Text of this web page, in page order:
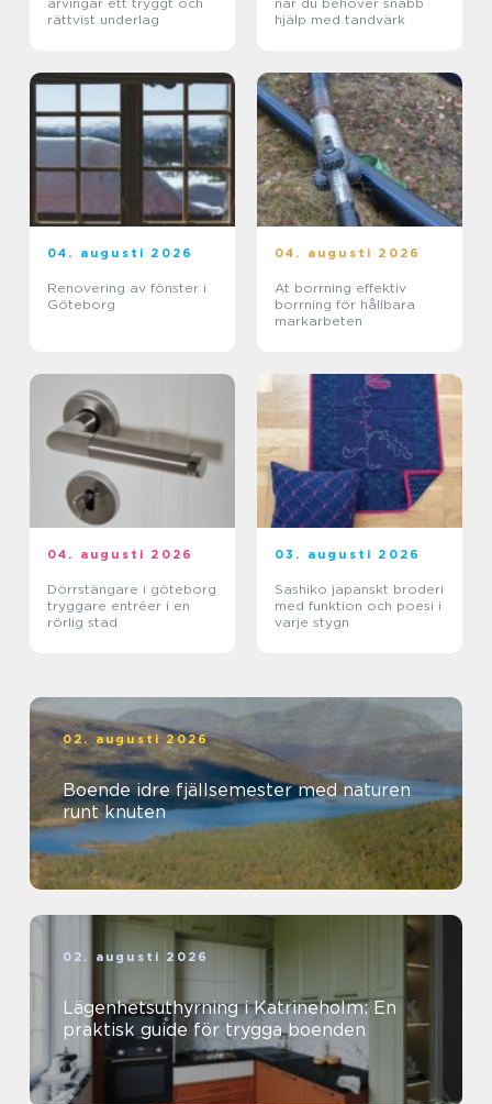
rättvist underlag
hjälp med tandvärk
04. augusti 2026
Renovering av fönster i
Göteborg
04. augusti 2026
At borrning effektiv
borrning för hållbara
markarbeten
04. augusti 2026
Dörrstängare i göteborg
tryggare entréer i en
rörlig stad
03. augusti 2026
Sashiko japanskt broderi
med funktion och poesi i
varje stygn
02. augusti 2026
Boende idre fjällsemester med naturen
runt knuten
02. augusti 2026
Lägenhetsuthyrning i Katrineholm: En
praktisk guide för trygga boenden